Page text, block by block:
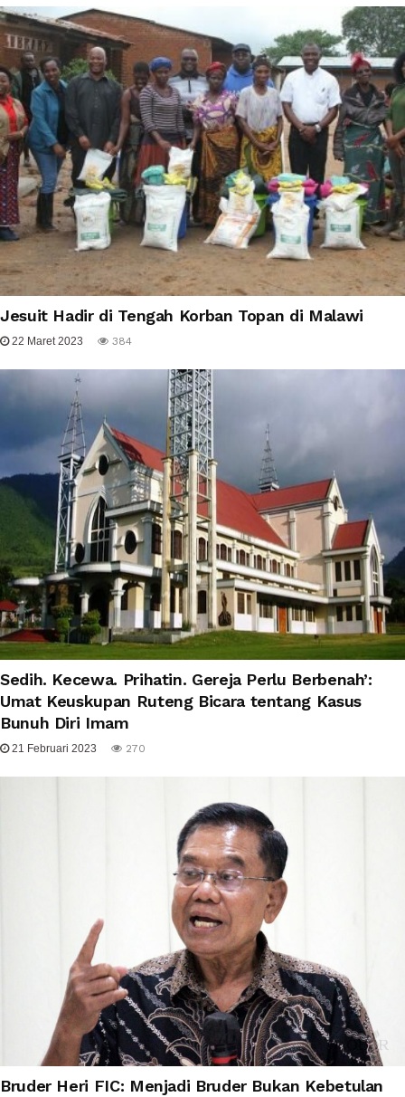
Jesuit Hadir di Tengah Korban Topan di Malawi
22 Maret 2023 384
Sedih. Kecewa. Prihatin. Gereja Perlu Berbenah’:
Umat Keuskupan Ruteng Bicara tentang Kasus
Bunuh Diri Imam
21 Februari 2023 270
Bruder Heri FIC: Menjadi Bruder Bukan Kebetulan